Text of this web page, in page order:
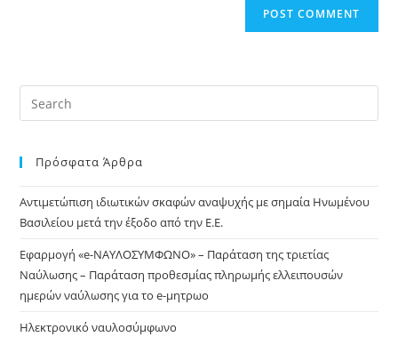
Πρόσφατα Άρθρα
Αντιμετώπιση ιδιωτικών σκαφών αναψυχής με σημαία Ηνωμένου
Βασιλείου μετά την έξοδο από την Ε.Ε.
Eφαρμογή «e-ΝΑΥΛΟΣΥΜΦΩΝΟ» – Παράταση της τριετίας
Ναύλωσης – Παράταση προθεσμίας πληρωμής ελλειπουσών
ημερών ναύλωσης για το e-μητρωο
Ηλεκτρονικό ναυλοσύμφωνο